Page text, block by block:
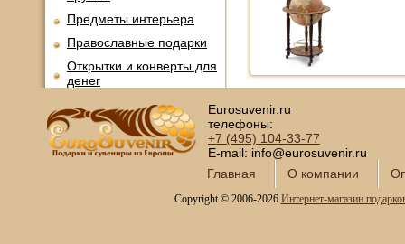
Предметы интерьера
Православные подарки
Открытки и конверты для
денег
Сувениры курительной
тематики
Новинки месяца
Eurosuvenir.ru
телефоны:
+7 (495) 104-33-77
E-mail: info@eurosuvenir.ru
Главная
О компании
Copyright © 2006-2026 Интернет-магазин